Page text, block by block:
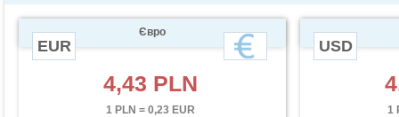
Євро
EUR
4,43 PLN
1 PLN = 0,23 EUR
USD
1